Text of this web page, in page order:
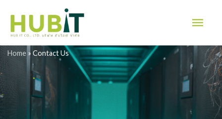
content
Home» Contact Us